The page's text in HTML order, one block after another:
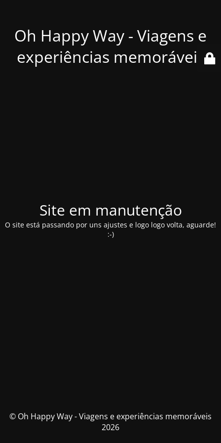
Oh Happy Way - Viagens e
experiências memoráveis
Site em manutenção
O site está passando por uns ajustes e logo logo volta, aguarde!
:-)
© Oh Happy Way - Viagens e experiências memoráveis
2026